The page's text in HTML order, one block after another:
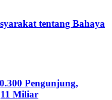
tentang Bahaya
Pengunjung,
Miliar